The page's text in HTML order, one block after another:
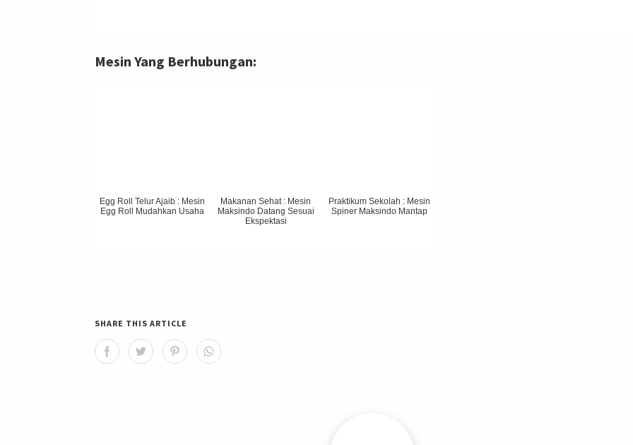
Mesin Yang Berhubungan:
Egg Roll Telur Ajaib : Mesin
Egg Roll Mudahkan Usaha
Makanan Sehat : Mesin
Maksindo Datang Sesuai
Ekspektasi
Praktikum Sekolah : Mesin
Spiner Maksindo Mantap
SHARE THIS ARTICLE